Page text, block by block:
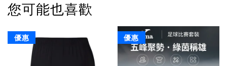
您可能也喜歡
優惠 優惠